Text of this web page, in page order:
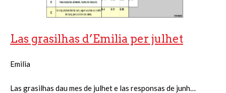
Las grasilhas d’Emilia per julhet
Emilia
Las grasilhas dau mes de julhet e las responsas de junh…